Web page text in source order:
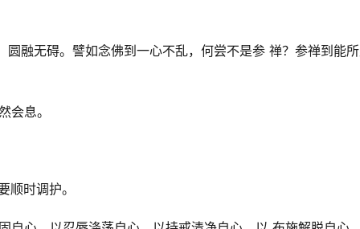
融无碍。譬如念佛到一心不乱，何尝不是参 禅？参禅到能
会息。
时调护。